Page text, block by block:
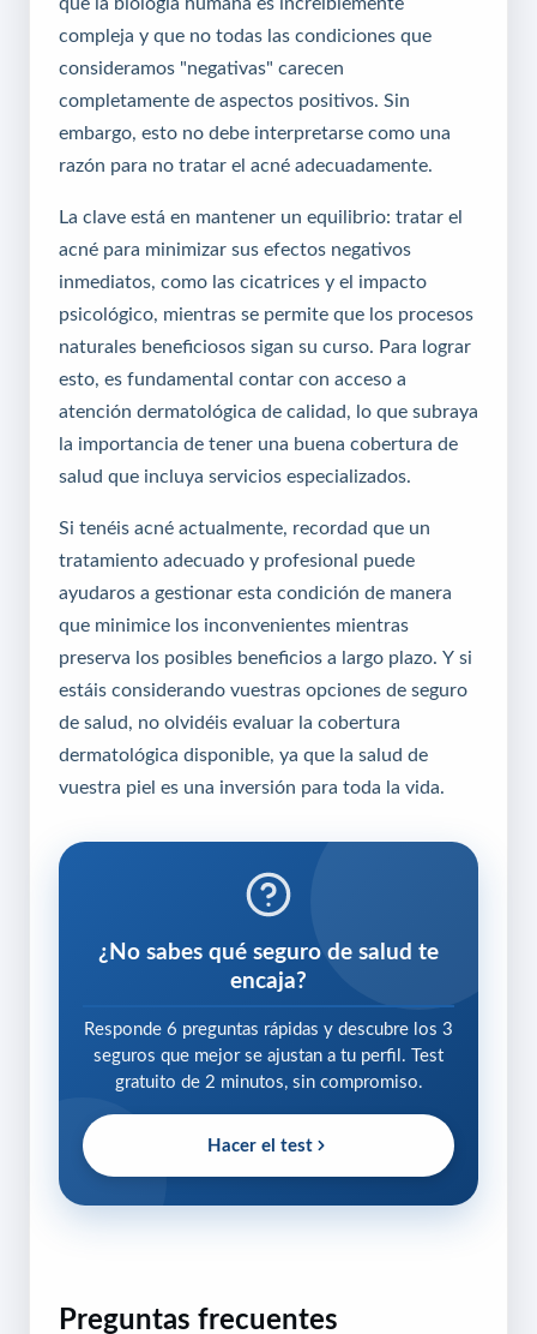
compleja y que no todas las condiciones que
consideramos "negativas" carecen
completamente de aspectos positivos. Sin
embargo, esto no debe interpretarse como una
razón para no tratar el acné adecuadamente.
La clave está en mantener un equilibrio: tratar el
acné para minimizar sus efectos negativos
inmediatos, como las cicatrices y el impacto
psicológico, mientras se permite que los procesos
naturales beneficiosos sigan su curso. Para lograr
esto, es fundamental contar con acceso a
atención dermatológica de calidad, lo que subraya
la importancia de tener una buena cobertura de
salud que incluya servicios especializados.
Si tenéis acné actualmente, recordad que un
tratamiento adecuado y profesional puede
ayudaros a gestionar esta condición de manera
que minimice los inconvenientes mientras
preserva los posibles beneficios a largo plazo. Y si
estáis considerando vuestras opciones de seguro
de salud, no olvidéis evaluar la cobertura
dermatológica disponible, ya que la salud de
vuestra piel es una inversión para toda la vida.
¿No sabes qué seguro de salud te
encaja?
Responde 6 preguntas rápidas y descubre los 3
seguros que mejor se ajustan a tu perfil. Test
gratuito de 2 minutos, sin compromiso.
Hacer el test
Preguntas frecuentes